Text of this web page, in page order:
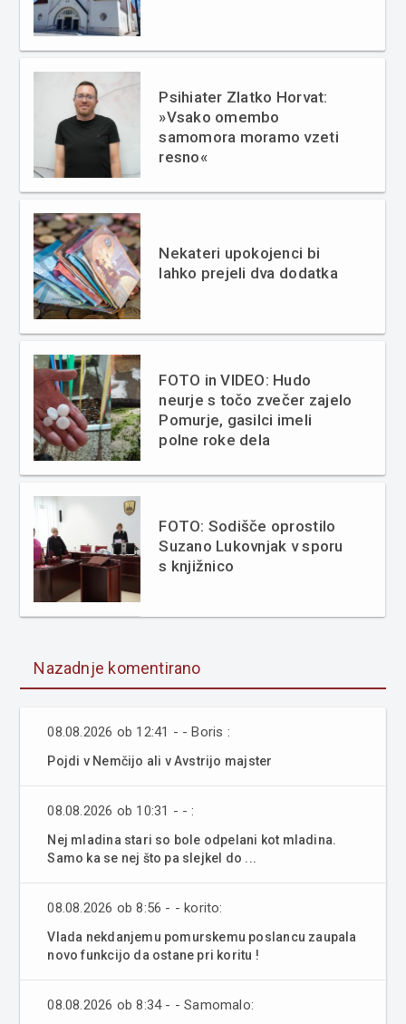
Psihiater Zlatko Horvat:
»Vsako omembo
samomora moramo vzeti
resno«
Nekateri upokojenci bi
lahko prejeli dva dodatka
FOTO in VIDEO: Hudo
neurje s točo zvečer zajelo
Pomurje, gasilci imeli
polne roke dela
FOTO: Sodišče oprostilo
Suzano Lukovnjak v sporu
s knjižnico
Nazadnje komentirano
08.08.2026 ob 12:41 - - Boris :
Pojdi v Nemčijo ali v Avstrijo majster
08.08.2026 ob 10:31 - - :
Nej mladina stari so bole odpelani kot mladina.
Samo ka se nej što pa slejkel do ...
08.08.2026 ob 8:56 - - korito:
Vlada nekdanjemu pomurskemu poslancu zaupala
novo funkcijo da ostane pri koritu !
08.08.2026 ob 8:34 - - Samomalo: